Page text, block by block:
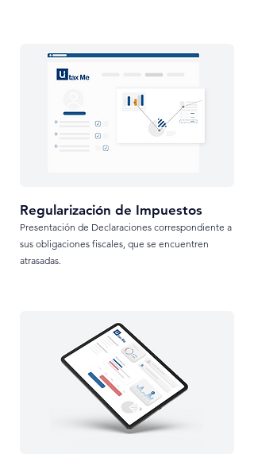
Regularización de Impuestos
Presentación de Declaraciones correspondiente a
sus obligaciones fiscales, que se encuentren
atrasadas.